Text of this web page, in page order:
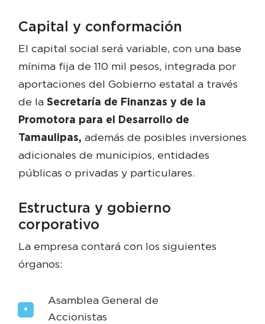
Capital y conformación
El capital social será variable, con una base
mínima fija de 110 mil pesos, integrada por
aportaciones del Gobierno estatal a través
de la Secretaría de Finanzas y de la
Promotora para el Desarrollo de
Tamaulipas, además de posibles inversiones
adicionales de municipios, entidades
públicas o privadas y particulares.
Estructura y gobierno
corporativo
La empresa contará con los siguientes
órganos:
Asamblea General de
Accionistas